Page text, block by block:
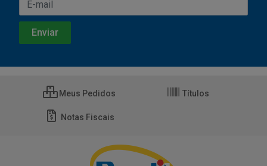
Meus Pedidos Títulos
Notas Fiscais